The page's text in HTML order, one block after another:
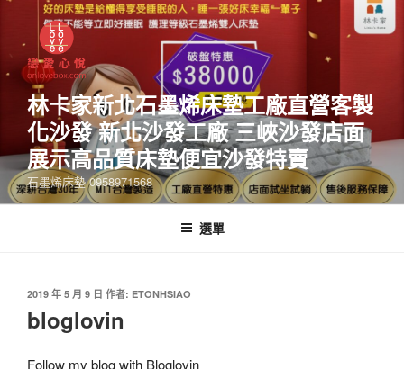
林卡家新北石墨烯床墊工廠直營客製
化沙發 新北沙發工廠 三峽沙發店面
展示高品質床墊便宜沙發特賣
石墨烯床墊 0958971568
選單
2019 年 5 月 9 日 作者: ETONHSIAO
bloglovin
Follow my blog with Bloglovin